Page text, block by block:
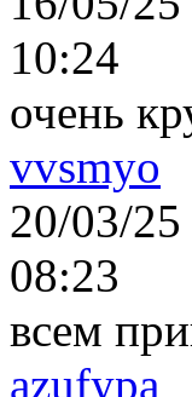
10:24
очень
vvsmyo
20/03/25
08:23
всем
azufypa